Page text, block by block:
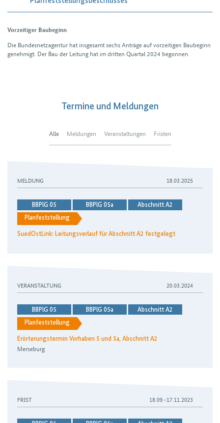
Vorzeitiger Baubeginn
Die Bundesnetzagentur hat insgesamt sechs Anträge auf vorzeitigen Bau­beginn
genehmigt. Der Bau der Leitung hat im dritten Quartal 2024 begonnen.
Termine und Meldungen
Alle Meldungen Veranstaltungen Fristen
MELDUNG 18.03.2025
BBPlG 05 BBPlG 05a
Abschnitt A2
Planfeststellung
SuedOstLink: Leitungsverlauf für Abschnitt A2 festgelegt
VERANSTALTUNG 20.03.2024
BBPlG 05 BBPlG 05a
Abschnitt A2
Planfeststellung
Erörterungstermin Vorhaben 5 und 5a, Abschnitt A2
Merseburg
FRIST 18.09.-17.11.2023